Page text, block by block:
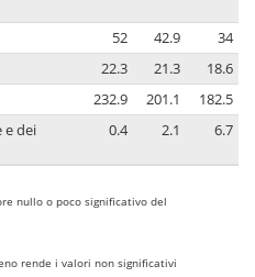
52 42.9
34
22.3 21.3
18.6
232.9 201.1
182.5
e dei
0.4 2.1 6.7
nullo o poco significativo del
rende i valori non significativi